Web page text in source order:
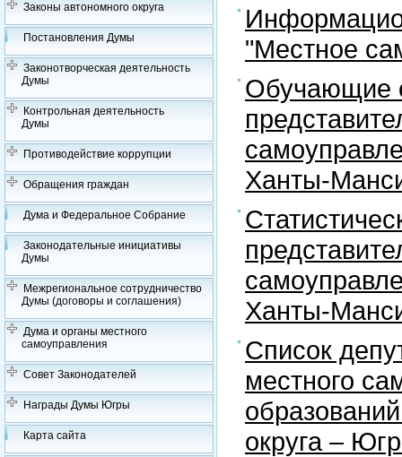
Законы автономного округа
Постановления Думы
Законотворческая деятельность
Думы
Контрольная деятельность
Думы
Противодействие коррупции
Обращения граждан
Дума и Федеральное Собрание
Законодательные инициативы
Думы
Межрегиональное сотрудничество
Думы (договоры и соглашения)
Дума и органы местного
самоуправления
Совет Законодателей
Награды Думы Югры
Карта сайта
"Местное
Обучающие
Ханты-
Ханты-
Список
местного
округа –